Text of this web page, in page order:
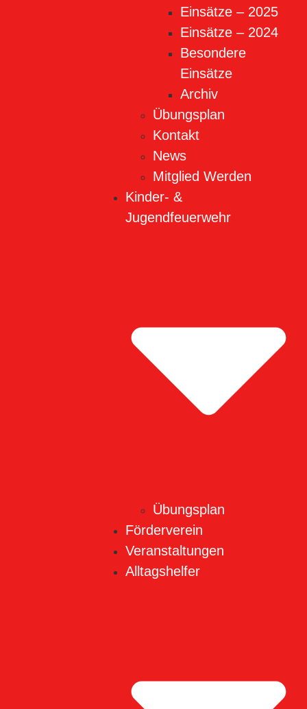
Einsätze – 2025
Einsätze – 2024
Besondere
Einsätze
Archiv
Übungsplan
Kontakt
News
Mitglied Werden
Kinder- &
Jugendfeuerwehr
Übungsplan
Förderverein
Veranstaltungen
Alltagshelfer